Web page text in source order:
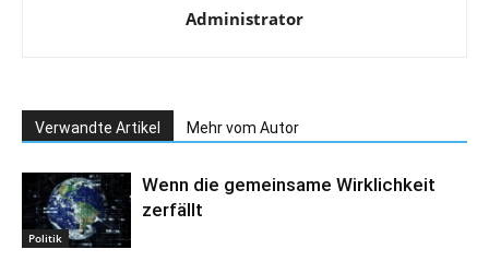
Administrator
Verwandte Artikel Mehr vom Autor
Politik
Wenn die gemeinsame Wirklichkeit
zerfällt